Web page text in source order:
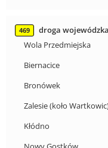
469
droga
Wola Przedmiejska
Biernacice
Bronówek
Zalesie (koło
Kłódno